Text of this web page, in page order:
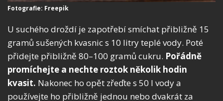
Fotografie: Freepik
U suchého droždí je zapotřebí smíchat přibližně 15
gramů sušených kvasnic s 10 litry teplé vody. Poté
přidejte přibližně 80–100 gramů cukru. Pořádně
promíchejte a nechte roztok několik hodin
kvasit. Nakonec ho opět zřeďte s 50 l vody a
používejte ho přibližně jednou nebo dvakrát za